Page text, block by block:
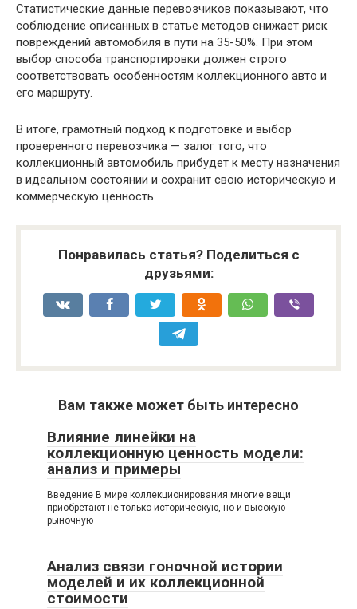
Статистические данные перевозчиков показывают, что
соблюдение описанных в статье методов снижает риск
повреждений автомобиля в пути на 35-50%. При этом
выбор способа транспортировки должен строго
соответствовать особенностям коллекционного авто и
его маршруту.
В итоге, грамотный подход к подготовке и выбор
проверенного перевозчика — залог того, что
коллекционный автомобиль прибудет к месту назначения
в идеальном состоянии и сохранит свою историческую и
коммерческую ценность.
Понравилась статья? Поделиться с
друзьями:
Вам также может быть интересно
Влияние линейки на
коллекционную ценность модели:
анализ и примеры
Введение В мире коллекционирования многие вещи
приобретают не только историческую, но и высокую
рыночную
Анализ связи гоночной истории
моделей и их коллекционной
стоимости